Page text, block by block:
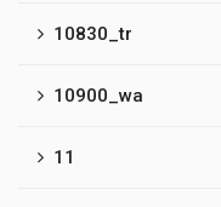
10830_tr
10900_wa
11